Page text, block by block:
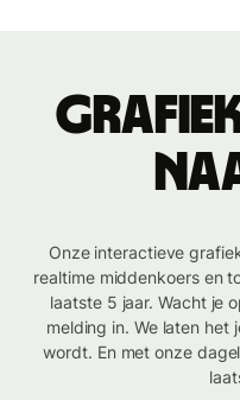
Onze interactieve
realtime middenkoers en
laatste 5 jaar. Wacht je
melding in. We laten het
wordt. En met onze